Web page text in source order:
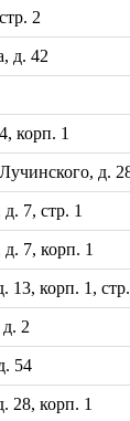
2
д. 42
корп. 1
д.
7, стр. 1
7, корп. 1
13, корп. 1, стр.
2
54
28, корп. 1